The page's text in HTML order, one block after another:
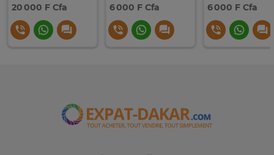
20 000 F Cfa 6 000 F Cfa 6 000 F Cfa